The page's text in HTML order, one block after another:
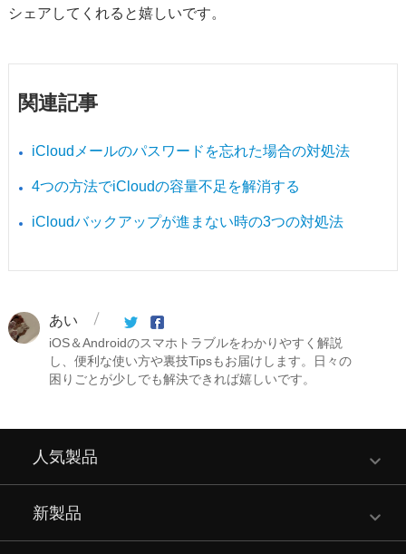
シェアしてくれると嬉しいです。
関連記事
iCloudメールのパスワードを忘れた場合の対処法
4つの方法でiCloudの容量不足を解消する
iCloudバックアップが進まない時の3つの対処法
あい
iOS＆Androidのスマホトラブルをわかりやすく解説
し、便利な使い方や裏技Tipsもお届けします。日々の
困りごとが少しでも解決できれば嬉しいです。
人気製品
新製品